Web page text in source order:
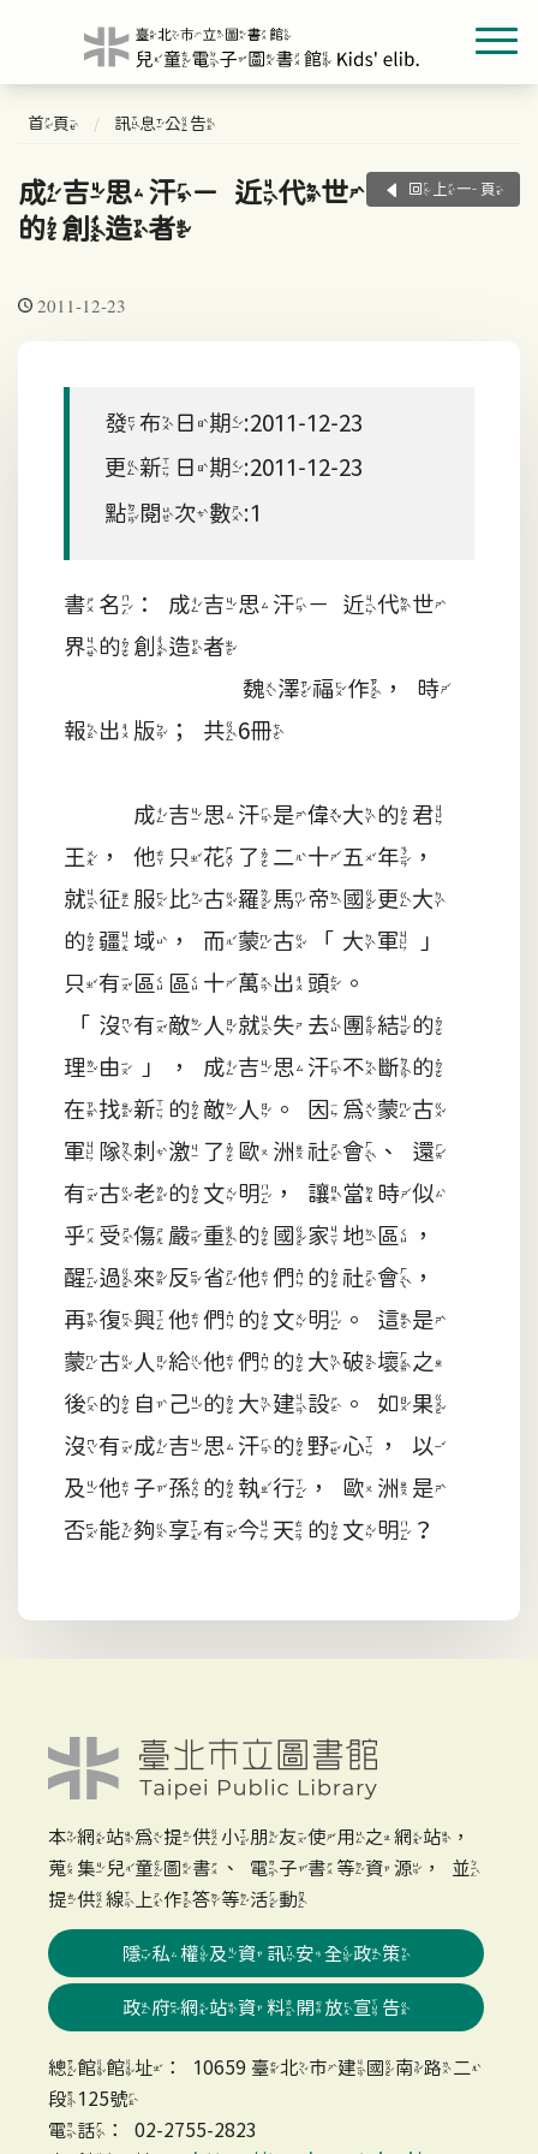
首頁 訊息公告
成吉思汗－近代世界
的創造者
回上一頁
2011-12-23
發布日期:2011-12-23
更新日期:2011-12-23
點閱次數:1
書名：成吉思汗－近代世
界的創造者
魏澤福作，時
報出版；共6冊
成吉思汗是偉大的君
王，他只花了二十五年，
就征服比古羅馬帝國更大
的疆域，而蒙古「大軍」
只有區區十萬出頭。
「沒有敵人就失去團結的
理由」，成吉思汗不斷的
在找新的敵人。因為蒙古
軍隊刺激了歐洲社會、還
有古老的文明，讓當時似
乎受傷嚴重的國家地區，
醒過來反省他們的社會，
再復興他們的文明。這是
蒙古人給他們的大破壞之
後的自己的大建設。如果
沒有成吉思汗的野心，以
及他子孫的執行，歐洲是
否能夠享有今天的文明？
本網站為提供小朋友使用之網站，
蒐集兒童圖書、電子書等資源，並
提供線上作答等活動
隱私權及資訊安全政策
政府網站資料開放宣告
總館館址：10659 臺北市建國南路二
段125號
電話：02-2755-2823